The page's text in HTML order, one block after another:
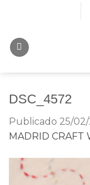
contenido
DSC_4572
Publicado 25/
MADRID CRAFT